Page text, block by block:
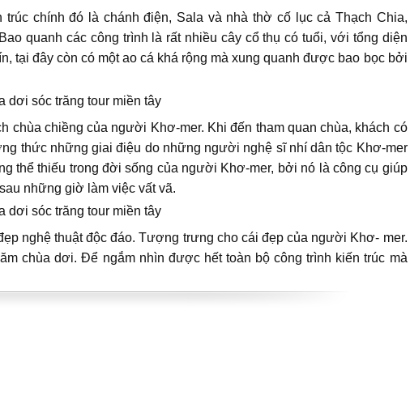
chính đó là chánh điện, Sala và nhà thờ cố lục cả Thạch Chia,
quanh các công trình là rất nhiều cây cổ thụ có tuổi, với tổng diện
tại đây còn có một ao cá khá rộng mà xung quanh được bao bọc bởi
chùa chiềng của người Khơ-mer. Khi đến tham quan chùa, khách có
thức những giai điệu do những người nghệ sĩ nhí dân tộc Khơ-mer
thể thiếu trong đời sống của người Khơ-mer, bởi nó là công cụ giúp
những giờ làm việc vất vã.
nghệ thuật độc đáo. Tượng trưng cho cái đẹp của người Khơ- mer.
chùa dơi. Để ngắm nhìn được hết toàn bộ công trình kiến trúc mà